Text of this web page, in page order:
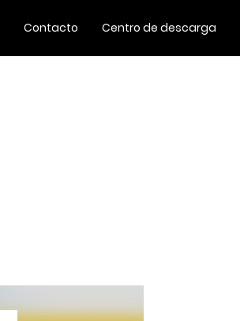
Contacto Centro de descarga